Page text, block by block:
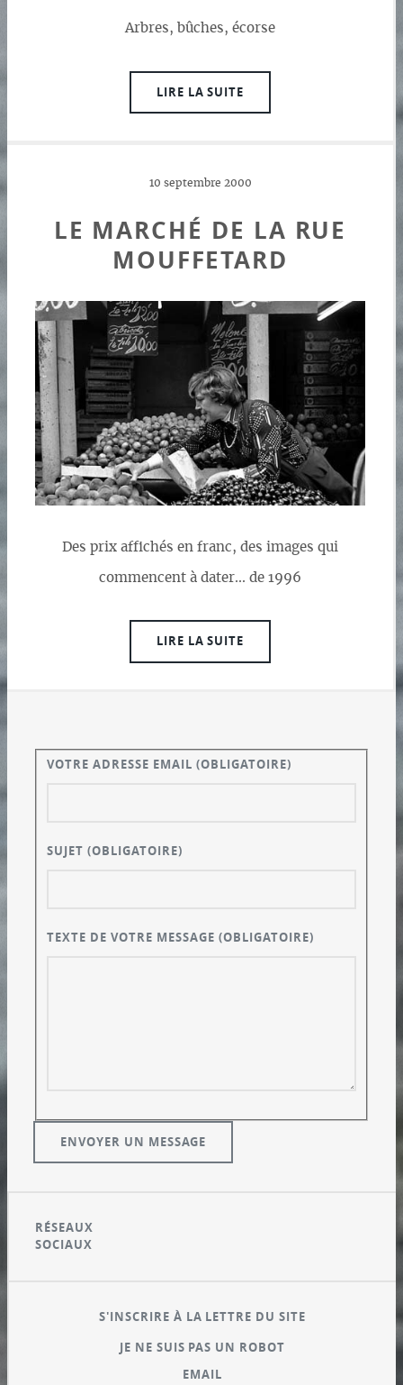
Arbres, bûches, écorse
LIRE LA SUITE
10 septembre 2000
LE MARCHÉ DE LA RUE
MOUFFETARD
Des prix affichés en franc, des images qui
commencent à dater... de 1996
LIRE LA SUITE
VOTRE ADRESSE EMAIL(OBLIGATOIRE)
SUJET(OBLIGATOIRE)
TEXTE DE VOTRE MESSAGE(OBLIGATOIRE)
RÉSEAUX
SOCIAUX
S'INSCRIRE À LA LETTRE DU SITE
JE NE SUIS PAS UN ROBOT
EMAIL